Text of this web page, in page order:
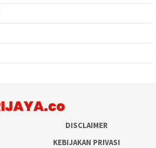
DISCLAIMER
KEBIJAKAN PRIVASI